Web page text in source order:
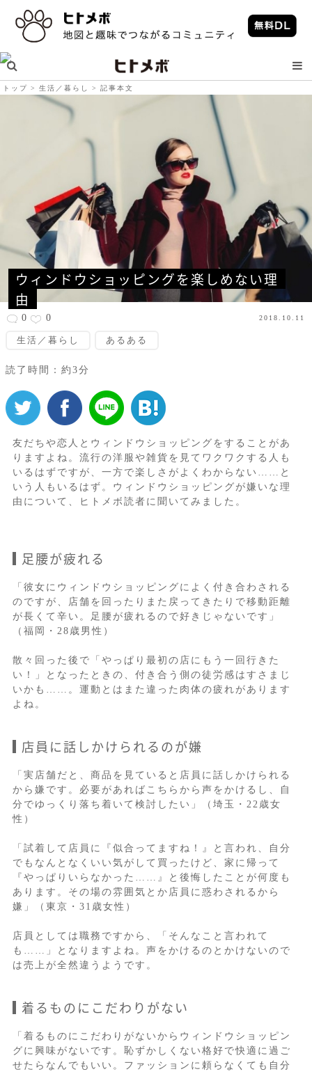
トップ 生活／暮らし 記事本文
ウィンドウショッピングを楽しめない理
由
0 0 2018.10.11
生活／暮らし あるある
読了時間：約3分
友だちや恋人とウィンドウショッピングをすることがあ
りますよね。流行の洋服や雑貨を見てワクワクする人も
いるはずですが、一方で楽しさがよくわからない……と
いう人もいるはず。ウィンドウショッピングが嫌いな理
由について、ヒトメボ読者に聞いてみました。
足腰が疲れる
「彼女にウィンドウショッピングによく付き合わされる
のですが、店舗を回ったりまた戻ってきたりで移動距離
が長くて辛い。足腰が疲れるので好きじゃないです」
（福岡・28歳男性）
散々回った後で「やっぱり最初の店にもう一回行きた
い！」となったときの、付き合う側の徒労感はすさまじ
いかも……。運動とはまた違った肉体の疲れがあります
よね。
店員に話しかけられるのが嫌
「実店舗だと、商品を見ていると店員に話しかけられる
から嫌です。必要があればこちらから声をかけるし、自
分でゆっくり落ち着いて検討したい」（埼玉・22歳女
性）
「試着して店員に『似合ってますね！』と言われ、自分
でもなんとなくいい気がして買ったけど、家に帰って
『やっぱりいらなかった……』と後悔したことが何度も
あります。その場の雰囲気とか店員に惑わされるから
嫌」（東京・31歳女性）
店員としては職務ですから、「そんなこと言われて
も……」となりますよね。声をかけるのとかけないので
は売上が全然違うようです。
着るものにこだわりがない
「着るものにこだわりがないからウィンドウショッピン
グに興味がないです。恥ずかしくない格好で快適に過ご
せたらなんでもいい。ファッションに頼らなくても自分